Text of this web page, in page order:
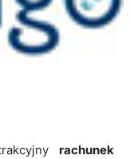
rachunek